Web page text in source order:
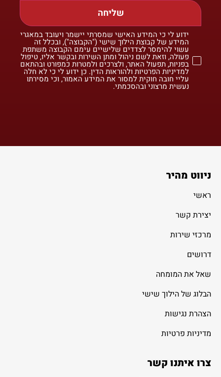
שליחה
ידוע לי כי המידע האישי שמסרתי יישמר ויעובד במאגרי
המידע של קבוצת הילוך שישי ("הקבוצה"), ובכלל זה
עשוי להימסר לצדדים שלישיים עימם הקבוצה משתפת
פעולה, וזאת לשם ניהול ומתן השירות ובקשר אליו, טיפול
בפניות, תפעול האתר, ולצרכים ולמטרות כמפורט ובהתאם
למדיניות הפרטיות ולהוראות הדין. כן ידוע לי כי לא חלה
עליי חובה חוקית למסור את המידע האמור, וכי מסירתו
נעשית מרצוני ובהסכמתי.
ניווט מהיר
ראשי
יצירת קשר
מרכזי שירות
דרושים
שאל את המומחה
הבלוג של הילוך שישי
הצהרת נגישות
מדיניות פרטיות
צרו איתנו קשר